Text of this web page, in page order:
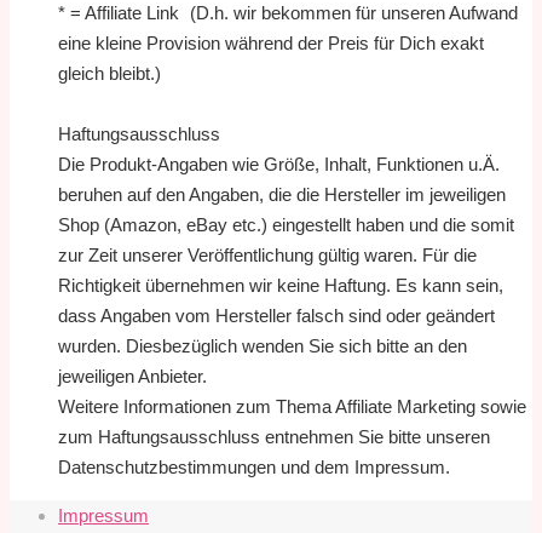
* = Affiliate Link (D.h. wir bekommen für unseren Aufwand
eine kleine Provision während der Preis für Dich exakt
gleich bleibt.)
Haftungsausschluss
Die Produkt-Angaben wie Größe, Inhalt, Funktionen u.Ä.
beruhen auf den Angaben, die die Hersteller im jeweiligen
Shop (Amazon, eBay etc.) eingestellt haben und die somit
zur Zeit unserer Veröffentlichung gültig waren. Für die
Richtigkeit übernehmen wir keine Haftung. Es kann sein,
dass Angaben vom Hersteller falsch sind oder geändert
wurden. Diesbezüglich wenden Sie sich bitte an den
jeweiligen Anbieter.
Weitere Informationen zum Thema Affiliate Marketing sowie
zum Haftungsausschluss entnehmen Sie bitte unseren
Datenschutzbestimmungen und dem Impressum.
Impressum